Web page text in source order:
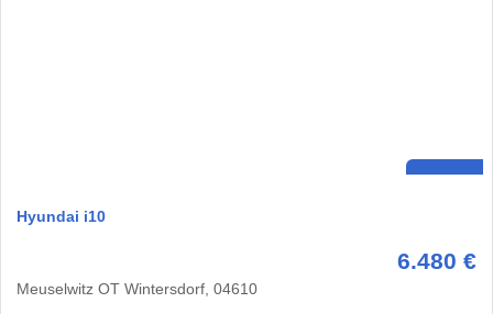
Hyundai i10
6.480 €
Meuselwitz OT Wintersdorf, 04610